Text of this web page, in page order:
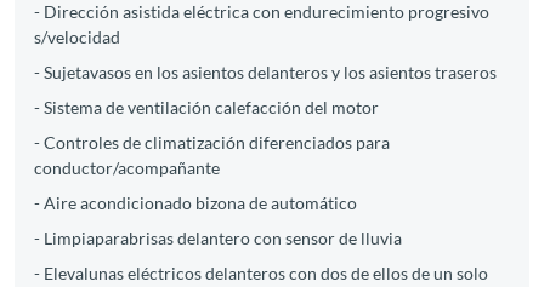
- Dirección asistida eléctrica con endurecimiento progresivo
s/velocidad
- Sujetavasos en los asientos delanteros y los asientos traseros
- Sistema de ventilación calefacción del motor
- Controles de climatización diferenciados para
conductor/acompañante
- Aire acondicionado bizona de automático
- Limpiaparabrisas delantero con sensor de lluvia
- Elevalunas eléctricos delanteros con dos de ellos de un solo